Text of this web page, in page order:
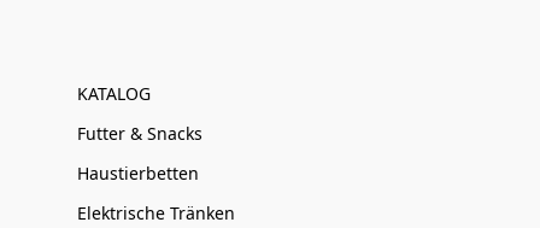
KATALOG
Futter & Snacks
Haustierbetten
Elektrische Tränken